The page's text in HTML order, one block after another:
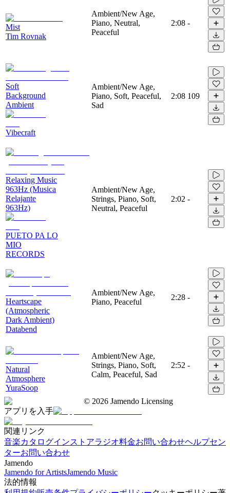
Mist
Tim Rovnak
Ambient/New Age,
Piano, Neutral,
Peaceful
2:08 -
Soft
Background
Ambient
Vibecraft
Ambient/New Age,
Piano, Soft, Peaceful,
Sad
2:08 109
Relaxing Music
963Hz (Musica
Relajante
963Hz)
PUETO PA LO
MIO
RECORDS
Ambient/New Age,
Strings, Piano, Soft,
Neutral, Peaceful
2:02 -
Heartscape
(Atmospheric
Dark Ambient)
Databend
Ambient/New Age,
Piano, Peaceful
2:28 -
Natural
Atmosphere
YuraSoop
Ambient/New Age,
Strings, Piano, Soft,
Calm, Peaceful, Sad
2:52 -
© 2026 Jamendo Licensing
アプリを入手
関連リンク
音楽カタログインストアラジオ料金お問い合わせヘルプセン
ターお問い合わせ
Jamendo
Jamendo for ArtistsJamendo Music
法的情報